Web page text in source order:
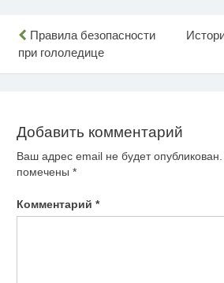
Навигация
по
Правила безопасности
при гололедице
Добавить комментарий
Ваш адрес email не будет опубликован.
помечены *
Комментарий *